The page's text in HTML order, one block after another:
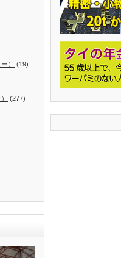
） (19)
(277)